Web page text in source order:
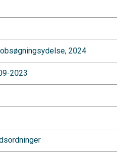
2024
2023